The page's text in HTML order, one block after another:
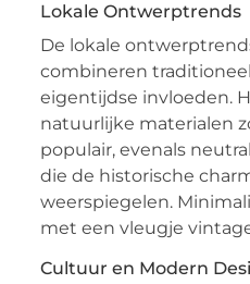
Lokale Ontwerptrends
De lokale
combineren
eigentijdse invloeden.
natuurlijke materialen
populair, evenals
die de historische
weerspiegelen.
met een vleugje
Cultuur en Modern